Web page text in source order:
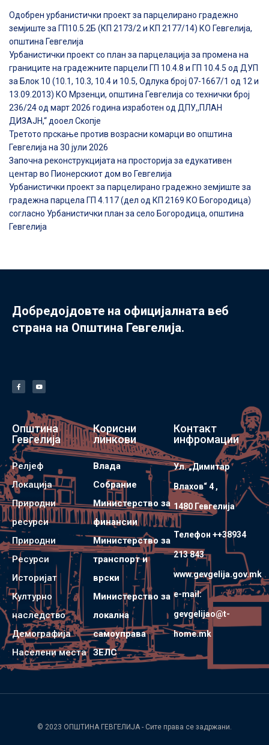
Одобрен урбанистички проект за парцелирано градежно
земјиште за ГП10.5.2Б (КП 2173/2 и КП 2177/14) КО Гевгелија,
општина Гевгелија
Урбанистички проект со план за парцелација за промена на
границите на градежните парцели ГП 10.4.8 и ГП 10.4.5 од ДУП
за Блок 10 (10.1, 10.3, 10.4 и 10.5, Одлука број 07-1667/1 од 12 и
13.09.2013) КО Мрзенци, општина Гевгелија со технички број
236/24 од март 2026 година изработен од ДПУ,,ПЛАН
ДИЗАЈН,“ дооел Скопје
Третото прскање против возрасни комарци во општина
Гевгелија на 30 јули 2026
Започна реконструкцијата на просторија за едукативен
центар во Пионерскиот дом во Гевгелија
Урбанистички проект за парцелирано градежно земјиште за
градежна парцела ГП 4.117 (дел од КП 2169 КО Богородица)
согласно Урбанистички план за село Богородица, општина
Гевгелија
Добредојдовте на официјалната веб
страна на Општина Гевгелија.
Општина
Гевгелија
Релјеф
Локација
Природни
ресурси
Природни
Ресурси
Историјат
Културно
наследство
Демографија
Населени места
Корисни
линкови
Влада
Собрание
Министерство за
финансии
Министерство за
транспорт и
врски
Министерство за
локална
самоуправа
ЗЕЛС
Контакт
инфромации
Ул. „Димитар
Влахов“ 4 ,
1480 Гевгелијa
Телефон ++38934
213 843
www.gevgelija.gov.mk
e-mail:
gevgelijao@t-
home.mk
© 2023 ОПШТИНА ГЕВГЕЛИЈА - Сите права се задржани.